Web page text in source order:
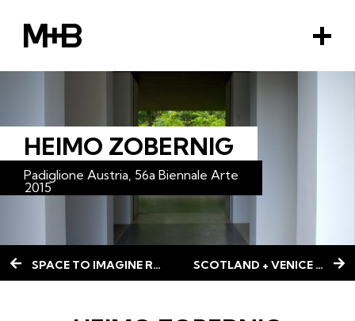
M
n
HEIMO ZOBERNIG
Padiglione Austria, 56a Biennale Arte
2015
SPACE TO IMAGINE ROOM FOR EVERYONE SCOTLAND + VENICE 2015